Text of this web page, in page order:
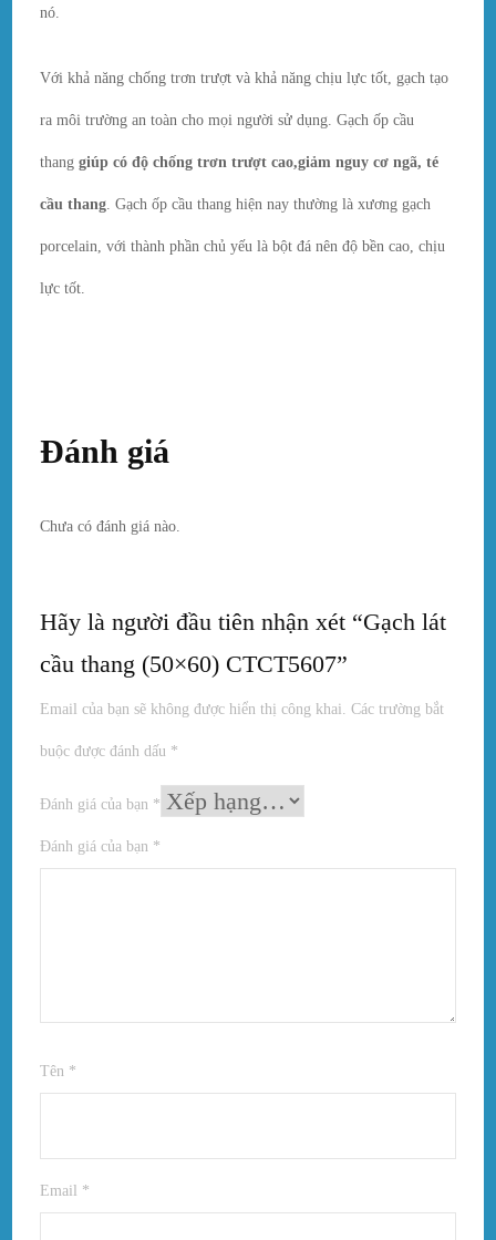
nó.
Với khả năng chống trơn trượt và khả năng chịu lực tốt, gạch tạo
ra môi trường an toàn cho mọi người sử dụng. Gạch ốp cầu
thanggiúp có độ chống trơn trượt cao,giảm nguy cơ ngã, té
cầu thang. Gạch ốp cầu thang hiện nay thường là xương gạch
porcelain, với thành phần chủ yếu là bột đá nên độ bền cao, chịu
lực tốt.
Đánh giá
Chưa có đánh giá nào.
Hãy là người đầu tiên nhận xét “Gạch lát
cầu thang (50×60) CTCT5607”
Email của bạn sẽ không được hiển thị công khai. Các trường bắt
buộc được đánh dấu *
Đánh giá của bạn *
Đánh giá của bạn *
Tên *
Email *